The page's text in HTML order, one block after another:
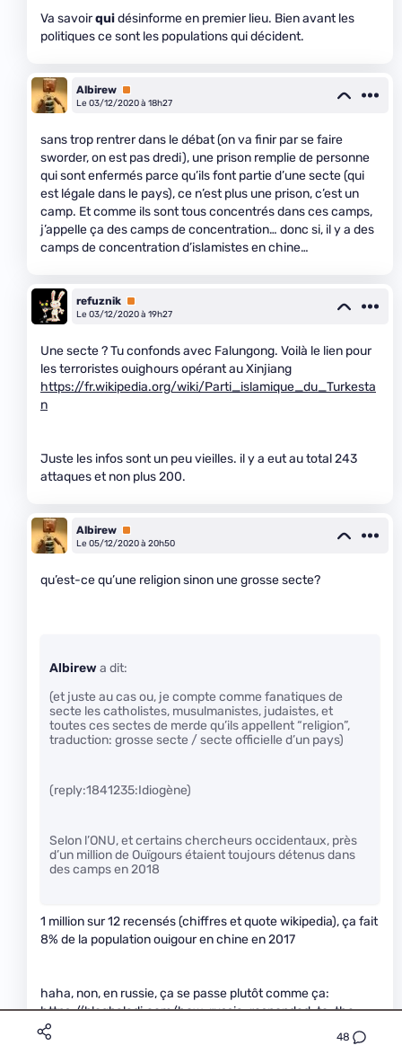
48
Va savoirquidésinforme en premier lieu. Bien avant les
politiques ce sont les populations qui décident.
Albirew Premium
Le 03/12/2020 à 18h27
sans trop rentrer dans le débat (on va finir par se faire
sworder, on est pas dredi), une prison remplie de personne
qui sont enfermés parce qu’ils font partie d’une secte (qui
est légale dans le pays), ce n’est plus une prison, c’est un
camp. Et comme ils sont tous concentrés dans ces camps,
j’appelle ça des camps de concentration… donc si, il y a des
camps de concentration d’islamistes en chine…
refuznik Premium
Le 03/12/2020 à 19h27
Une secte ? Tu confonds avec Falungong. Voilà le lien pour
les terroristes ouighours opérant au Xinjiang
https://fr.wikipedia.org/wiki/Parti_islamique_du_Turkesta
n
Juste les infos sont un peu vieilles. il y a eut au total 243
attaques et non plus 200.
Albirew Premium
Le 05/12/2020 à 20h50
qu’est-ce qu’une religion sinon une grosse secte?
Albirew a dit:
(et juste au cas ou, je compte comme fanatiques de
secte les catholistes, musulmanistes, judaistes, et
toutes ces sectes de merde qu’ils appellent “religion”,
traduction: grosse secte / secte officielle d’un pays)
(reply:1841235:Idiogène)
Selon l’ONU, et certains chercheurs occidentaux, près
d’un million de Ouïgours étaient toujours détenus dans
des camps en 2018
1 million sur 12 recensés (chiffres et quote wikipedia), ça fait
8% de la population ouigour en chine en 2017
haha, non, en russie, ça se passe plutôt comme ça:
https://blogbaladi.com/how-russia-responded-to-the-
kidnapping-of-four-soviet-diplomats-in-beirut-in-1985/